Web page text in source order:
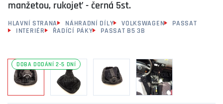
manžetou, rukojeť - černá 5st.
HLAVNÍ STRANA NÁHRADNÍ DÍLY VOLKSWAGEN
PASSAT
INTERIÉR
ŘADÍCÍ PÁKY PASSAT B5 3B
DOBA DODÁNÍ 2-5 DNÍ